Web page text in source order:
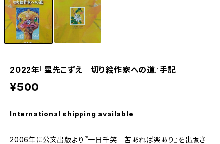
2022年『星先こずえ 切り絵作家への道』手記
¥500
International shipping available
2006年に公文出版より『一日千笑 苦あれば楽あり』を出版さ